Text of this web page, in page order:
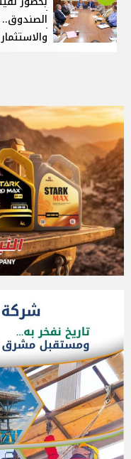
الصندوق..